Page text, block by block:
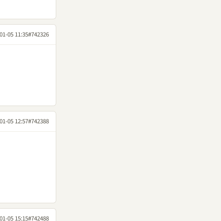
05 11:35#742326
05 12:57#742388
05 15:15#742488